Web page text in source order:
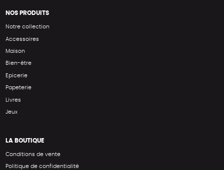
NOS PRODUITS
Notre collection
Accessoires
Maison
Bien-être
Epicerie
Papeterie
Livres
Jeux
LA BOUTIQUE
Conditions de vente
Politique de confidentialité